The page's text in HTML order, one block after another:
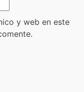
y web en este